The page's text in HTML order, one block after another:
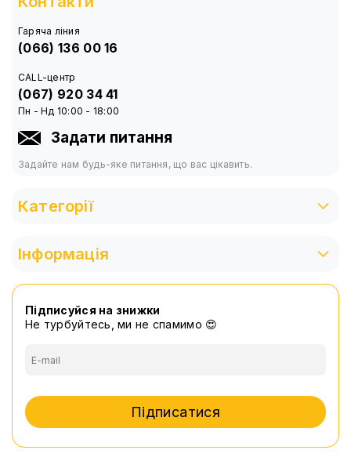
Комплектація:
Кабель зарядки
Подарунок - Шнур живлення для роутера - 2 шт.
Інструкція
Гаряча ліния
(066) 136 00 16
CALL-центр
(067) 920 34 41
Пн - Нд 10:00 - 18:00
Задати питання
Задайте нам будь-яке питання, що вас цікавить.
Категорії
Інформація
Підписуйся на знижки
Не турбуйтесь, ми не спамимо 😍
Підписатися